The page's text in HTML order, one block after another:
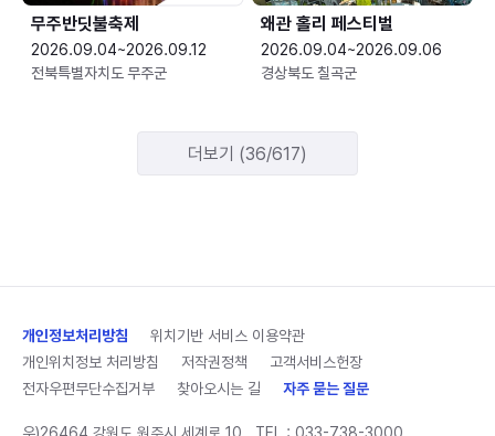
무주반딧불축제
2026.09.04~2026.09.12
전북특별자치도 무주군
왜관 홀리 페스티벌
2026.09.04~2026.09.06
경상북도 칠곡군
더보기 (36/617)
개인정보처리방침
위치기반 서비스 이용약관
개인위치정보 처리방침
저작권정책
고객서비스헌장
전자우편무단수집거부
찾아오시는 길 자주 묻는 질문